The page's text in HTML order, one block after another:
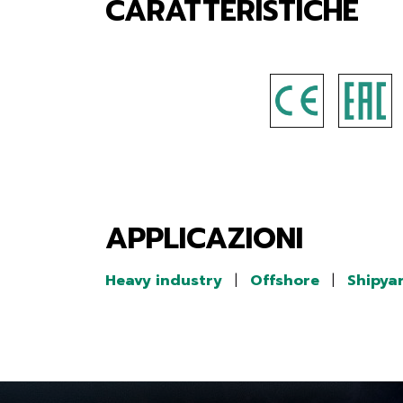
CARATTERISTICHE
APPLICAZIONI
Heavy industry | Offshore |